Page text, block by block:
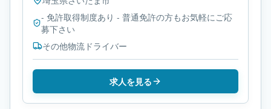
- 免許取得制度あり - 普通免許の方もお気軽にご応
募下さい
その他物流ドライバー
求人を見る